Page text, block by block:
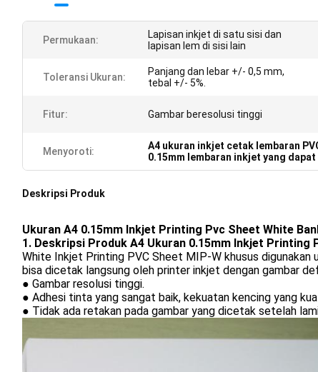
Permukaan:
Lapisan inkjet di satu sisi dan
lapisan lem di sisi lain
Toleransi Ukuran:
Panjang dan lebar +/- 0,5 mm,
tebal +/- 5%.
Fitur: Gambar beresolusi tinggi
Menyoroti: A4 ukuran inkjet cetak lembaran
0.15mm lembaran inkjet yang
Deskripsi Produk
Ukuran A4 0.15mm Inkjet Printing Pvc Sheet White
1. Deskripsi Produk A4 Ukuran 0.15mm Inkjet Printing
White Inkjet Printing PVC Sheet MIP-W khusus
bisa dicetak langsung oleh printer inkjet dengan gambar
● Gambar resolusi tinggi.
● Adhesi tinta yang sangat baik, kekuatan kencing yang
● Tidak ada retakan pada gambar yang dicetak setelah